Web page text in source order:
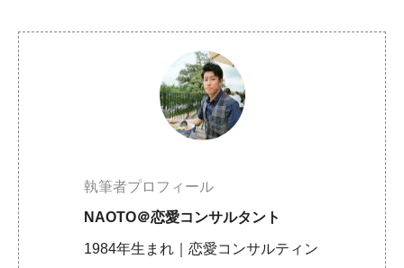
執筆者プロフィール
NAOTO＠恋愛コンサルタント
1984年生まれ｜恋愛コンサルティン